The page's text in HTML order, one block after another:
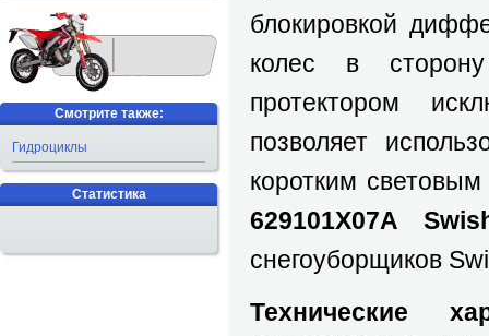
блокировкой
колес в
протектором
позволяет
коротким
629101X07A
снегоуборщиков
Технические
Смотрите также:
Гидроциклы
Статистика